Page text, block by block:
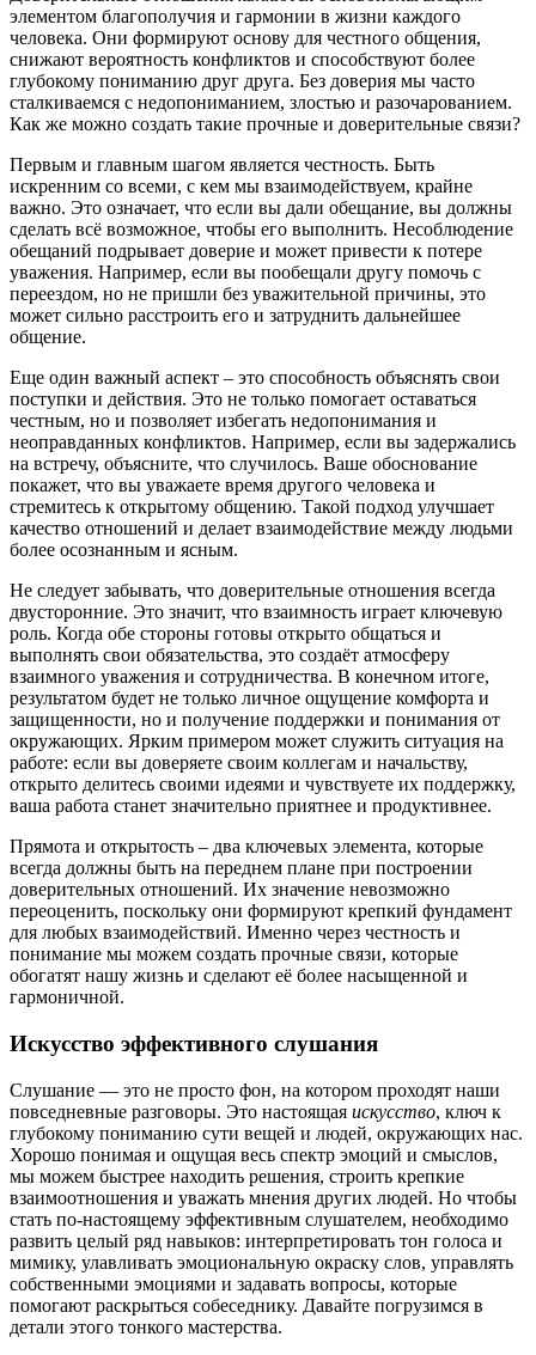
элементом благополучия и гармонии в жизни каждого
человека. Они формируют основу для честного общения,
снижают вероятность конфликтов и способствуют более
глубокому пониманию друг друга. Без доверия мы часто
сталкиваемся с недопониманием, злостью и разочарованием.
Как же можно создать такие прочные и доверительные связи?
Первым и главным шагом является честность. Быть
искренним со всеми, с кем мы взаимодействуем, крайне
важно. Это означает, что если вы дали обещание, вы должны
сделать всё возможное, чтобы его выполнить. Несоблюдение
обещаний подрывает доверие и может привести к потере
уважения. Например, если вы пообещали другу помочь с
переездом, но не пришли без уважительной причины, это
может сильно расстроить его и затруднить дальнейшее
общение.
Еще один важный аспект – это способность объяснять свои
поступки и действия. Это не только помогает оставаться
честным, но и позволяет избегать недопонимания и
неоправданных конфликтов. Например, если вы задержались
на встречу, объясните, что случилось. Ваше обоснование
покажет, что вы уважаете время другого человека и
стремитесь к открытому общению. Такой подход улучшает
качество отношений и делает взаимодействие между людьми
более осознанным и ясным.
Не следует забывать, что доверительные отношения всегда
двусторонние. Это значит, что взаимность играет ключевую
роль. Когда обе стороны готовы открыто общаться и
выполнять свои обязательства, это создаёт атмосферу
взаимного уважения и сотрудничества. В конечном итоге,
результатом будет не только личное ощущение комфорта и
защищенности, но и получение поддержки и понимания от
окружающих. Ярким примером может служить ситуация на
работе: если вы доверяете своим коллегам и начальству,
открыто делитесь своими идеями и чувствуете их поддержку,
ваша работа станет значительно приятнее и продуктивнее.
Прямота и открытость – два ключевых элемента, которые
всегда должны быть на переднем плане при построении
доверительных отношений. Их значение невозможно
переоценить, поскольку они формируют крепкий фундамент
для любых взаимодействий. Именно через честность и
понимание мы можем создать прочные связи, которые
обогатят нашу жизнь и сделают её более насыщенной и
гармоничной.
Искусство эффективного слушания
Слушание — это не просто фон, на котором проходят наши
повседневные разговоры. Это настоящая искусство, ключ к
глубокому пониманию сути вещей и людей, окружающих нас.
Хорошо понимая и ощущая весь спектр эмоций и смыслов,
мы можем быстрее находить решения, строить крепкие
взаимоотношения и уважать мнения других людей. Но чтобы
стать по-настоящему эффективным слушателем, необходимо
развить целый ряд навыков: интерпретировать тон голоса и
мимику, улавливать эмоциональную окраску слов, управлять
собственными эмоциями и задавать вопросы, которые
помогают раскрыться собеседнику. Давайте погрузимся в
детали этого тонкого мастерства.